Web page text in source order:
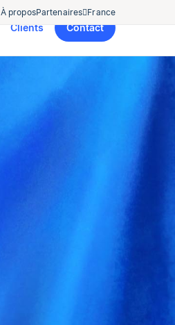
À proposPartenaires France
Clients Contact